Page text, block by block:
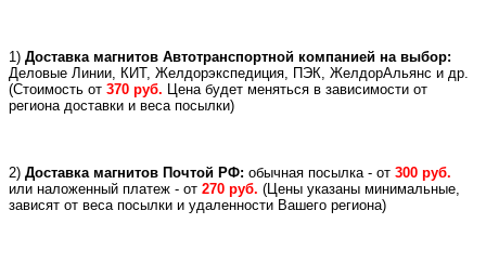
1) Доставка магнитов Автотранспортной компанией на выбор:
Деловые Линии, КИТ, Желдорэкспедиция, ПЭК, ЖелдорАльянс и др.
(Стоимость от 370 руб. Цена будет меняться в зависимости от
региона доставки и веса посылки)
2) Доставка магнитов Почтой РФ: обычная посылка - от 300 руб.
или наложенный платеж - от 270 руб. (Цены указаны минимальные,
зависят от веса посылки и удаленности Вашего региона)